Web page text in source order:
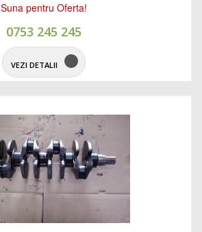
Suna pentru Oferta!
0753 245 245
VEZI DETALII